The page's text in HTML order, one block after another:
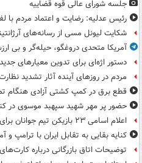
جلسه شورای عالی قوه قضاییه
رئیس عدلیه: رضایت و اعتماد مردم
شکایت لیونل مسی از رسانه‌های
آمریکا متحدی دروغگو، حیله‌گر و بی
دستور اژه‌ای برای تدوین معیارهای
مردم در روزهای آینده آثار تشدید نظارت
قطع برق در کمپ کشتی آزادی هنگام
حضور پر مهر شهید سپهبد موسوی در
اعلام اسامی ۲۳ بازیکن تیم جوانان برای انتخابی جام ملت‌ها
کنایه بقایی به تقابل ایران با ترامپ و
توضیحات اتاق بازرگانی درباره